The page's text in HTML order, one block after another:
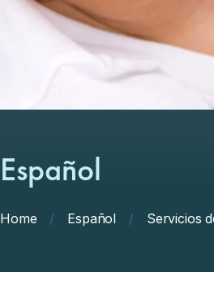
Español
Home / Español / Servicios